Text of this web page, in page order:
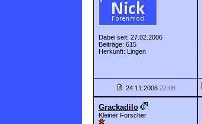
Dabei seit: 27.02.2006
Beiträge: 615
Herkunft: Lingen
24.11.2006 22:08
Grackadilo
Kleiner Forscher